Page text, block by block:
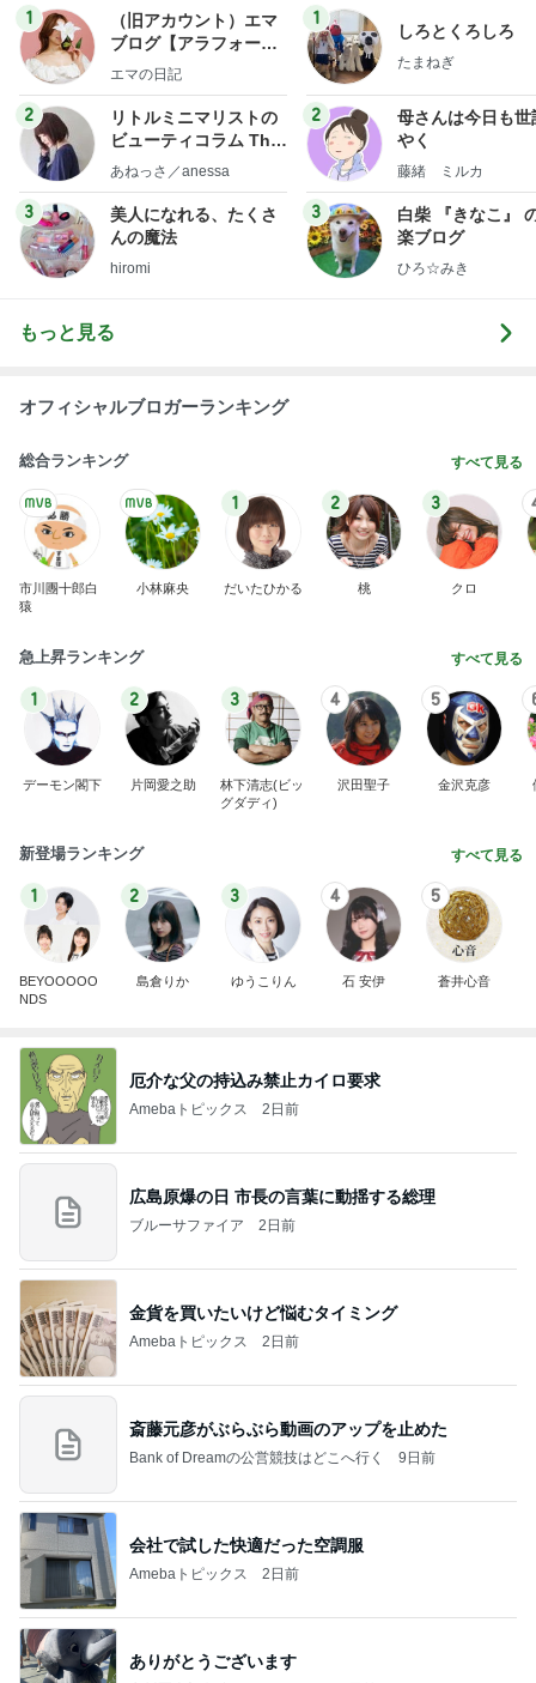
1
（旧アカウント）エマ
ブログ【アラフォー会
社売却セカンドライ
エマの日記
2
リトルミニマリストの
ビューティコラム The
little minimalist's bea
あねっさ／anessa
3
美人になれる、たくさ
んの魔法
hiromi
1
しろとくろしろ
たまねぎ
2
母さんは今日も世
やく
藤緒 ミルカ
3
白柴 『きなこ』
楽ブログ
ひろ☆みき
もっと見る
オフィシャルブロガーランキング
総合ランキング すべて見る
市川團十郎白
猿
小林麻央
1
だいたひかる
2
桃
3
クロ
急上昇ランキング すべて見る
1
デーモン閣下
2
片岡愛之助
3
林下清志(ビッ
グダディ)
4
沢田聖子
5
金沢克彦
新登場ランキング すべて見る
1
BEYOOOOO
NDS
2
島倉りか
3
ゆうこりん
4
石 安伊
5
蒼井心音
厄介な父の持込み禁止カイロ要求
Amebaトピックス 2日前
広島原爆の日 市長の言葉に動揺する総理
ブルーサファイア 2日前
金貨を買いたいけど悩むタイミング
Amebaトピックス 2日前
斎藤元彦がぶらぶら動画のアップを止めた
Bank of Dreamの公営競技はどこへ行く 9日前
会社で試した快適だった空調服
Amebaトピックス 2日前
ありがとうございます